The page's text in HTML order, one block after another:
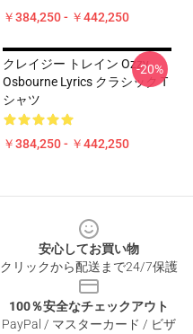
￥384,250 - ￥442,250
クレイジー トレイン Ozzy
Osbourne Lyrics クラシック T
シャツ
￥384,250 - ￥442,250
-20%
安心してお買い物
クリックから配送まで24/7保護
100％安全なチェックアウト
PayPal / マスターカード / ビザ